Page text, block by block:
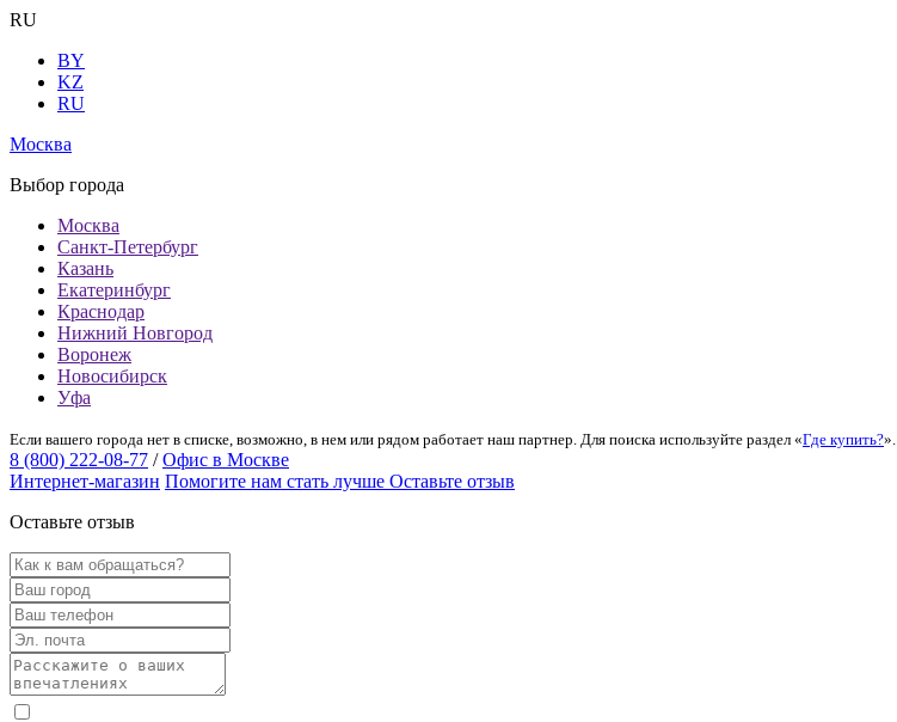
RU
BY
KZ
RU
Москва
Выбор города
Москва
Санкт-Петербург
Казань
Екатеринбург
Краснодар
Нижний Новгород
Воронеж
Новосибирск
Уфа
Если вашего города нет в списке, возможно, в нем или рядом работает наш партнер. Для поиска используйте раздел «Где купить?».
8 (800) 222-08-77 / Офис в Москве
Интернет-магазин Помогите нам стать лучше Оставьте отзыв
Оставьте отзыв